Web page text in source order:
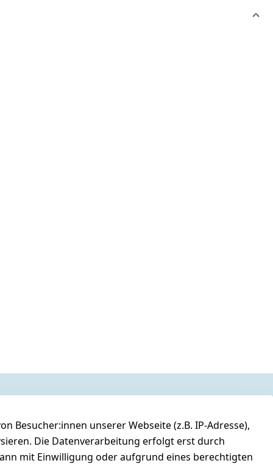
Besucher:innen unserer Webseite (z.B. IP-Adresse),
Die Datenverarbeitung erfolgt erst durch
mit Einwilligung oder aufgrund eines berechtigten